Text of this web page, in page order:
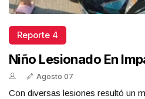
Reporte 4
Niño Lesionado En
Agosto 07
Con diversas lesiones resultó un